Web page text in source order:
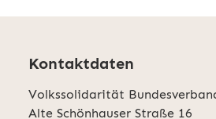
Kontaktdaten
Volkssolidarität
Alte Schönhauser Straße 16